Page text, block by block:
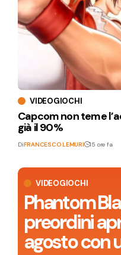
VIDEOGIOCHI
Phantom
preordini
agosto con
VIDEOGIOCHI
Capcom non teme
già il 90%
DiFRANCESCO LEMURI 15 ore fa